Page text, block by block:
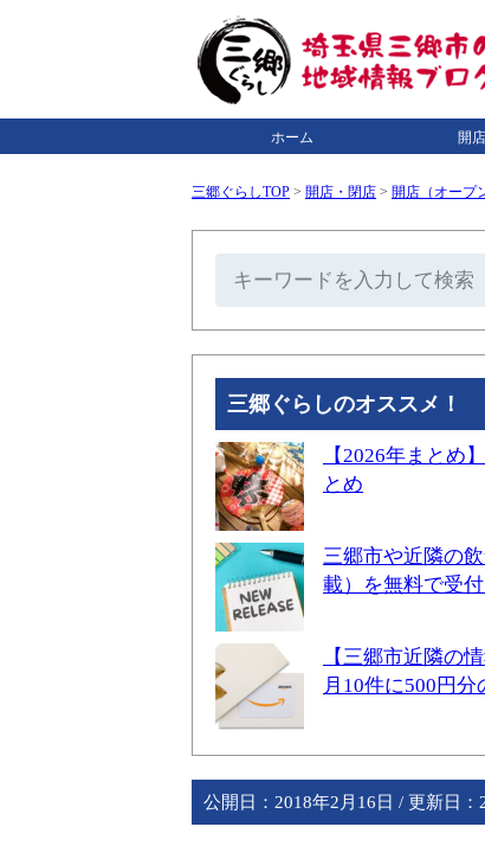
ホーム 開
三郷ぐらしTOP > 開店・閉店 > 開店（オープ
三郷ぐらしのオススメ！
【2026年まとめ
とめ
三郷市や近隣の
載）を無料で受付
【三郷市近隣の
月10件に500円
公開日： 2018年2月16日 / 更新日：